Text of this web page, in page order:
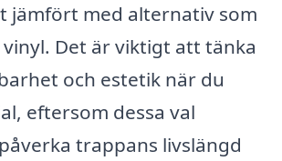
jämfört med alternativ som
Det är viktigt att tänka
och estetik när du
eftersom dessa val
trappans livslängd